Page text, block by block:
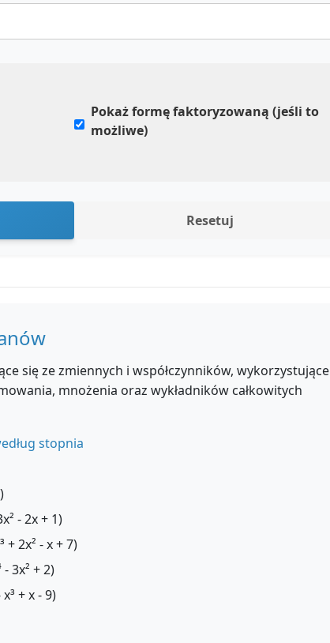
Pokaż formę faktoryzowaną (jeśli to
możliwe)
Resetuj
się ze zmiennych i współczynników, wykorzystujące
mnożenia oraz wykładników całkowitych
stopnia
- 2x + 1)
+ 2x² - x + 7)
3x² + 2)
+ x - 9)